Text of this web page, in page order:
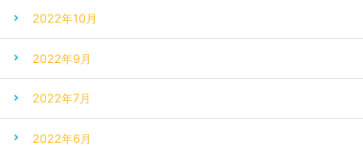
2022年10月
2022年9月
2022年7月
2022年6月